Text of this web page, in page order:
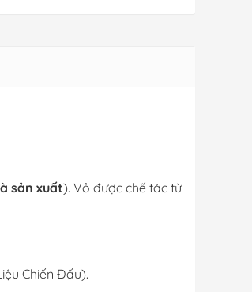
sản xuất). Vỏ được chế tác từ
Chiến Đấu).